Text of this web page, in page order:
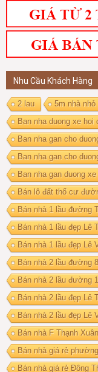
Nhu Cầu Khách Hàng
2 lau 5m nhà nhỏ
Ban nha duong xe hoi
Ban nha gan cho
Ban nha gan cho
Ban nha gan duong
Bán lô đất thổ cư
Bán nhà 1 lầu đường
Bán nhà 1 lầu đẹp Lê
Bán nhà 1 lầu đẹp Lê
Bán nhà 2 lầu đường
Bán nhà 2 lầu đường
Bán nhà 2 lầu đẹp Lê
Bán nhà 2 lầu đẹp Lê
Bán nhà F Thạnh
Bán nhà giá rẻ
Bán nhà giá rẻ Đông